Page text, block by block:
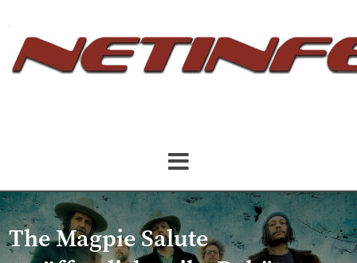
The Magpie Salute